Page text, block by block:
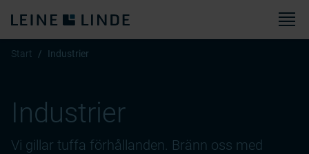
Start Industrier
Industrier
Vi gillar tuffa förhållanden. Bränn oss med